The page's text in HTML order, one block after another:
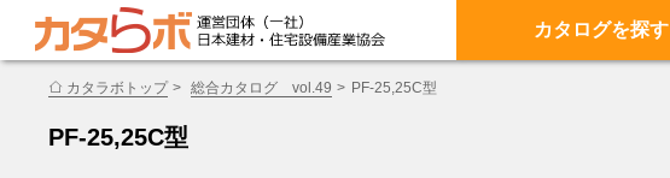
カタログを探す
カタラボトップ 総合カタログ vol.49 PF-25,25C型
PF-25,25C型